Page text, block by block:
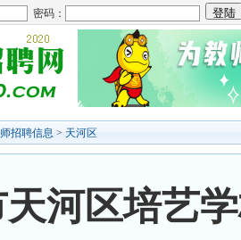
密码：
招聘信息 > 天河区
天河区培艺